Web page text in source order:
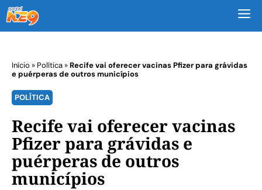
Início » Política»Recife vai oferecer vacinas Pfizer para grávidas
e puérperas de outros municípios
POLÍTICA
Recife vai oferecer vacinas
Pfizer para grávidas e
puérperas de outros
municípios